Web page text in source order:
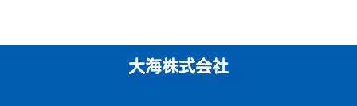
大海株式会社